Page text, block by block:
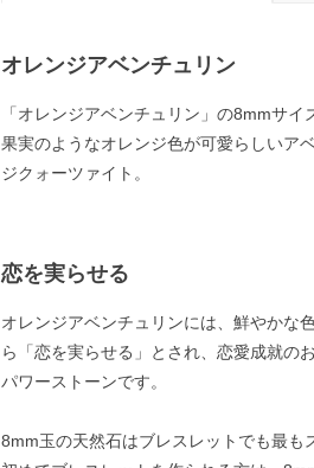
オレンジアベンチュリン
「オレンジアベンチュリン」の8mmサイ
果実のようなオレンジ色が可愛らしいア
ジクォーツァイト。
恋を実らせる
オレンジアベンチュリンには、鮮やかな
ら「恋を実らせる」とされ、恋愛成就の
パワーストーンです。
8mm玉の天然石はブレスレットでも最も